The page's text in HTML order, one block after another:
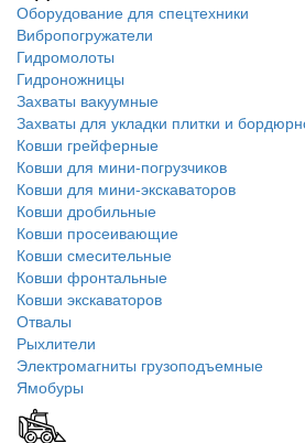
Оборудование для спецтехники
Вибропогружатели
Гидромолоты
Гидроножницы
Захваты вакуумные
Захваты для укладки плитки и
Ковши грейферные
Ковши для мини-погрузчиков
Ковши для мини-экскаваторов
Ковши дробильные
Ковши просеивающие
Ковши смесительные
Ковши фронтальные
Ковши экскаваторов
Отвалы
Рыхлители
Электромагниты грузоподъемные
Ямобуры